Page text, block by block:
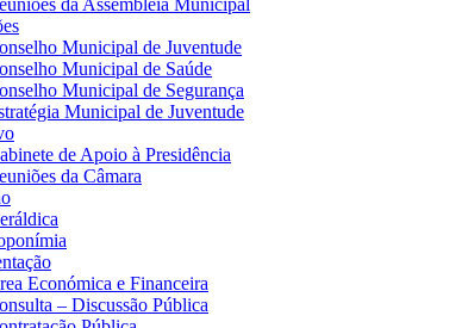
Municipal de Juventude
Municipal de Saúde
Municipal de Segurança
Municipal de Juventude
de Apoio à Presidência
da Câmara
Económica e Financeira
– Discussão Pública